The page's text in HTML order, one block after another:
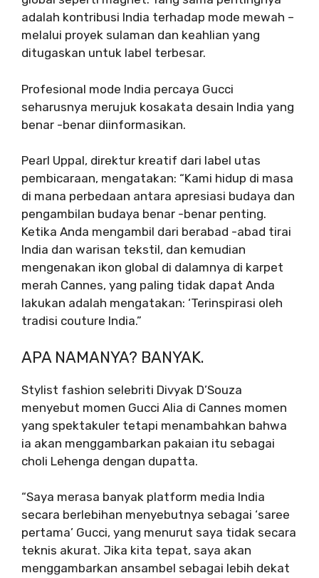
adalah kontribusi India terhadap mode mewah –
melalui proyek sulaman dan keahlian yang
ditugaskan untuk label terbesar.
Profesional mode India percaya Gucci
seharusnya merujuk kosakata desain India yang
benar -benar diinformasikan.
Pearl Uppal, direktur kreatif dari label utas
pembicaraan, mengatakan: “Kami hidup di masa
di mana perbedaan antara apresiasi budaya dan
pengambilan budaya benar -benar penting.
Ketika Anda mengambil dari berabad -abad tirai
India dan warisan tekstil, dan kemudian
mengenakan ikon global di dalamnya di karpet
merah Cannes, yang paling tidak dapat Anda
lakukan adalah mengatakan: ‘Terinspirasi oleh
tradisi couture India.”
APA NAMANYA? BANYAK.
Stylist fashion selebriti Divyak D’Souza
menyebut momen Gucci Alia di Cannes momen
yang spektakuler tetapi menambahkan bahwa
ia akan menggambarkan pakaian itu sebagai
choli Lehenga dengan dupatta.
“Saya merasa banyak platform media India
secara berlebihan menyebutnya sebagai ‘saree
pertama’ Gucci, yang menurut saya tidak secara
teknis akurat. Jika kita tepat, saya akan
menggambarkan ansambel sebagai lebih dekat